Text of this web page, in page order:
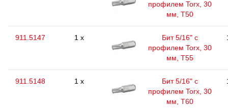
профилем Torx, 30
мм, Т50
911.5147 1 x
Бит 5/16" с
профилем Torx, 30
мм, Т55
911.5148 1 x
Бит 5/16" с
профилем Torx, 30
мм, Т60